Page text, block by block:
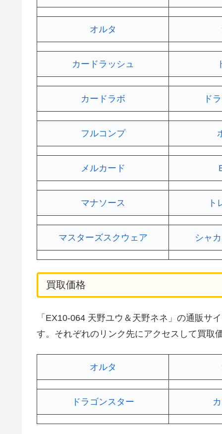
オルタ
カードラッシュ
カードラボ ド
フルコンプ
メルカード
マナソース ト
マスターズスクウェア シャ
買取価格
「EX10-064 天野ユウ＆天野ネネ」の通販サ
す。それぞれのリンク先にアクセスして買取
オルタ
ドラゴンスター